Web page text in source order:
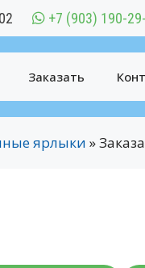
+7 (903) 190-
Заказать
ярлыки »